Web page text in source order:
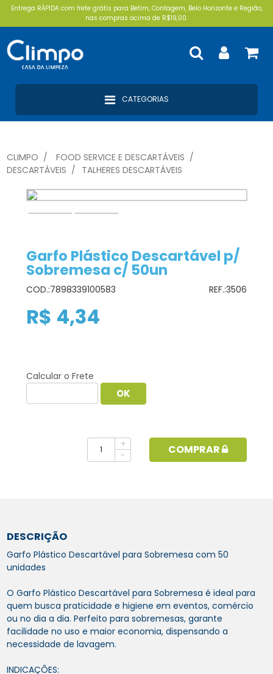
Entrega RÁPIDA com frete grátis para Betim, Contagem, Belo Horizonte e Região,
nas compras acima de R$19,00.
CATEGORIAS
CLIMPO
FOOD SERVICE E DESCARTÁVEIS
DESCARTÁVEIS
TALHERES DESCARTÁVEIS
Garfo Plástico Descartável p/
Sobremesa c/ 50un
COD.:7898339100583 REF.:3506
R$ 4,34
Calcular o Frete
+
-
COMPRAR
DESCRIÇÃO
Garfo Plástico Descartável para Sobremesa com 50
unidades
O Garfo Plástico Descartável para Sobremesa é ideal para
quem busca praticidade e higiene em eventos, comércio
ou no dia a dia. Perfeito para sobremesas, garante
facilidade no uso e maior economia, dispensando a
necessidade de lavagem.
INDICAÇÕES: